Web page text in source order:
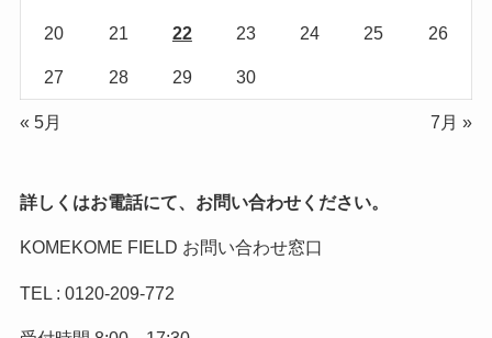
20 21 22 23 24 25 26
27 28 29 30
« 5月 7月 »
詳しくはお電話にて、お問い合わせください。
KOMEKOME FIELD お問い合わせ窓口
TEL : 0120-209-772